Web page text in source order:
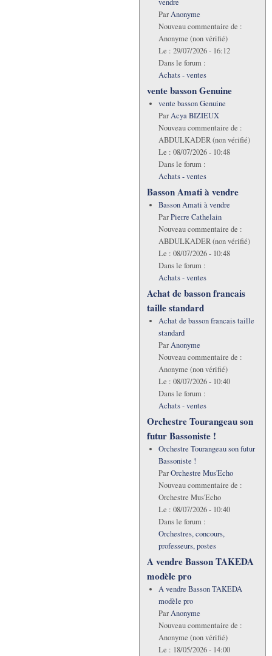
ParAnonyme
Nouveau commentaire de :
Anonyme (non vérifié)
Le : 29/07/2026 - 16:12
Dans le forum :
Achats - ventes
vente basson Genuine
vente basson Genuine
ParAcya BIZIEUX
Nouveau commentaire de :
ABDULKADER (non vérifié)
Le : 08/07/2026 - 10:48
Dans le forum :
Achats - ventes
Basson Amati à vendre
Basson Amati à vendre
ParPierre Cathelain
Nouveau commentaire de :
ABDULKADER (non vérifié)
Le : 08/07/2026 - 10:48
Dans le forum :
Achats - ventes
Achat de basson francais
taille standard
Achat de basson francais taille
standard
ParAnonyme
Nouveau commentaire de :
Anonyme (non vérifié)
Le : 08/07/2026 - 10:40
Dans le forum :
Achats - ventes
Orchestre Tourangeau son
futur Bassoniste !
Orchestre Tourangeau son futur
Bassoniste !
ParOrchestre Mus'Echo
Nouveau commentaire de :
Orchestre Mus'Echo
Le : 08/07/2026 - 10:40
Dans le forum :
Orchestres, concours,
professeurs, postes
A vendre Basson TAKEDA
modèle pro
A vendre Basson TAKEDA
modèle pro
ParAnonyme
Nouveau commentaire de :
Anonyme (non vérifié)
Le : 18/05/2026 - 14:00